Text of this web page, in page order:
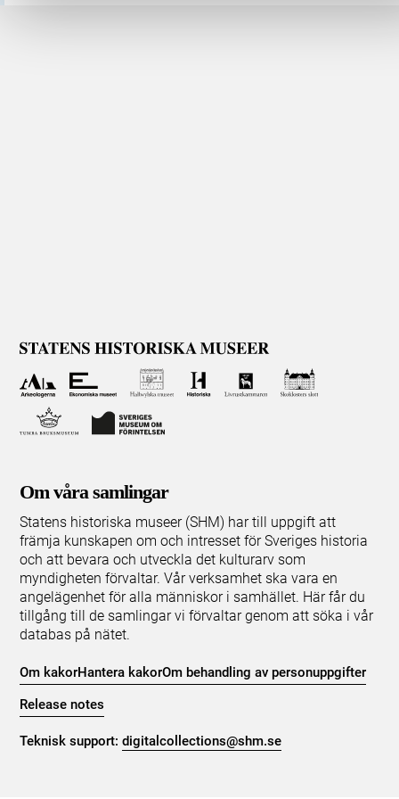
Om våra samlingar
Statens historiska museer (SHM) har till uppgift att
främja kunskapen om och intresset för Sveriges historia
och att bevara och utveckla det kulturarv som
myndigheten förvaltar. Vår verksamhet ska vara en
angelägenhet för alla människor i samhället. Här får du
tillgång till de samlingar vi förvaltar genom att söka i vår
databas på nätet.
Om kakorHantera kakorOm behandling av personuppgifter
Release notes
Teknisk support:digitalcollections@shm.se